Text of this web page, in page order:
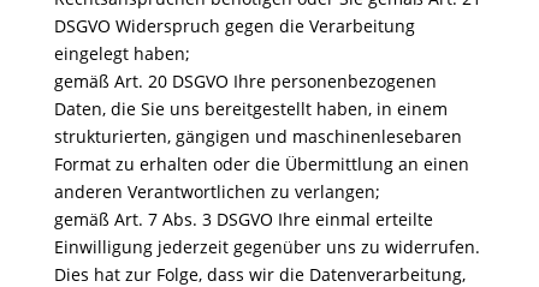
DSGVO Widerspruch gegen die Verarbeitung
eingelegt haben;
gemäß Art. 20 DSGVO Ihre personenbezogenen
Daten, die Sie uns bereitgestellt haben, in einem
strukturierten, gängigen und maschinenlesebaren
Format zu erhalten oder die Übermittlung an einen
anderen Verantwortlichen zu verlangen;
gemäß Art. 7 Abs. 3 DSGVO Ihre einmal erteilte
Einwilligung jederzeit gegenüber uns zu widerrufen.
Dies hat zur Folge, dass wir die Datenverarbeitung,